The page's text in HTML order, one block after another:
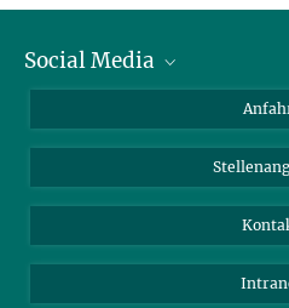
+49 6421 178
Dr. Gabriele
Leiter
Social Media
LinkedIn